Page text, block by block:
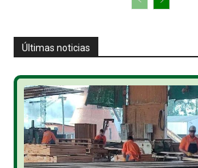
Últimas noticias